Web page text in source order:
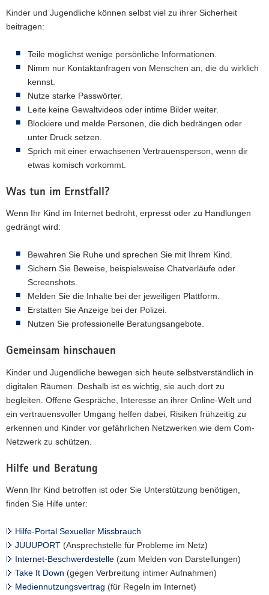
Kinder und Jugendliche können selbst viel zu ihrer Sicherheit
beitragen:
Teile möglichst wenige persönliche Informationen.
Nimm nur Kontaktanfragen von Menschen an, die du wirklich
kennst.
Nutze starke Passwörter.
Leite keine Gewaltvideos oder intime Bilder weiter.
Blockiere und melde Personen, die dich bedrängen oder
unter Druck setzen.
Sprich mit einer erwachsenen Vertrauensperson, wenn dir
etwas komisch vorkommt.
Was tun im Ernstfall?
Wenn Ihr Kind im Internet bedroht, erpresst oder zu Handlungen
gedrängt wird:
Bewahren Sie Ruhe und sprechen Sie mit Ihrem Kind.
Sichern Sie Beweise, beispielsweise Chatverläufe oder
Screenshots.
Melden Sie die Inhalte bei der jeweiligen Plattform.
Erstatten Sie Anzeige bei der Polizei.
Nutzen Sie professionelle Beratungsangebote.
Gemeinsam hinschauen
Kinder und Jugendliche bewegen sich heute selbstverständlich in
digitalen Räumen. Deshalb ist es wichtig, sie auch dort zu
begleiten. Offene Gespräche, Interesse an ihrer Online-Welt und
ein vertrauensvoller Umgang helfen dabei, Risiken frühzeitig zu
erkennen und Kinder vor gefährlichen Netzwerken wie dem Com-
Netzwerk zu schützen.
Hilfe und Beratung
Wenn Ihr Kind betroffen ist oder Sie Unterstützung benötigen,
finden Sie Hilfe unter:
Hilfe-Portal Sexueller Missbrauch
JUUUPORT (Ansprechstelle für Probleme im Netz)
Internet-Beschwerdestelle (zum Melden von Darstellungen)
Take It Down (gegen Verbreitung intimer Aufnahmen)
Mediennutzungsvertrag (für Regeln im Internet)